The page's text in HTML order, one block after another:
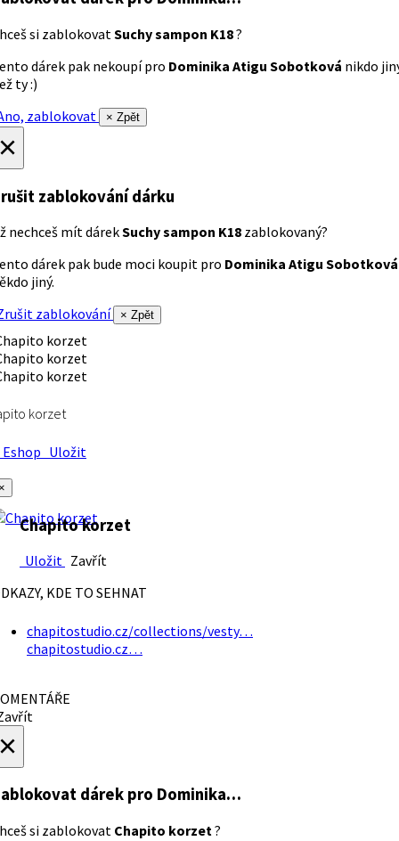
si zablokovatSuchy sampon K18?
dárek pak nekoupí pro Dominika Atigu Sobotková nikdo
ty :)
zablokovat
× Zpět
zablokování dárku
nechceš mít dárekSuchy sampon K18 zablokovaný?
dárek pak bude moci koupit pro Dominika Atigu Sobotková
jiný.
zablokování
× Zpět
korzet
Uložit
Chapito korzet
Uložit Zavřít
KDE TO SEHNAT
chapitostudio.cz/collections/vesty…
chapitostudio.cz…
dárek pro Dominika…
si zablokovat Chapito korzet?